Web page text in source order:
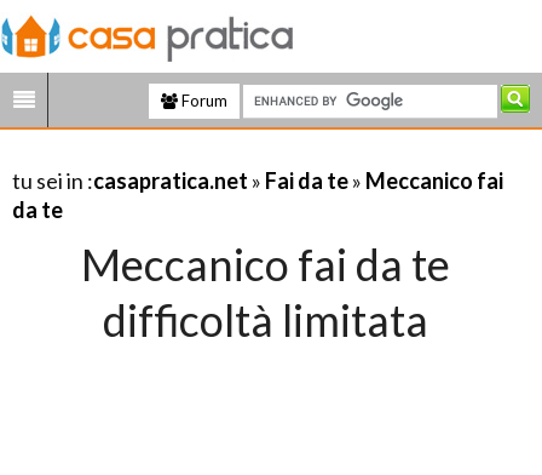
Forum
tu sei in :casapratica.net » Fai da te» Meccanico fai
da te
Meccanico fai da te
difficoltà limitata